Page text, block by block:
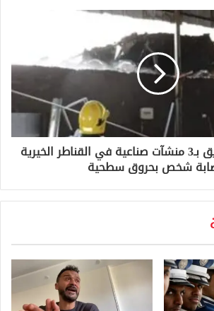
السيطرة على حريق بـ3 منشآت صناعية في القناطر الخيرية
شخص بحروق سطحية